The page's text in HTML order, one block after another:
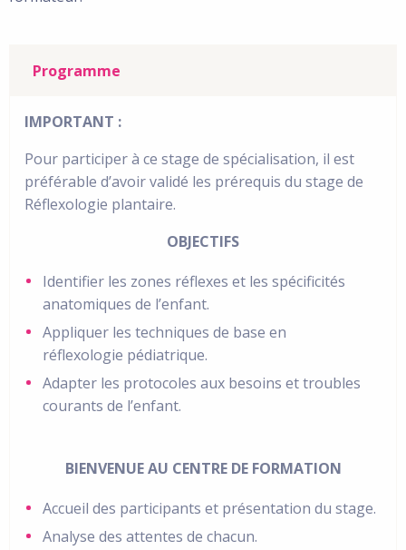
Programme
IMPORTANT :
Pour participer à ce stage de spécialisation, il est
préférable d’avoir validé les prérequis du stage de
Réflexologie plantaire.
OBJECTIFS
Identifier les zones réflexes et les spécificités
anatomiques de l’enfant.
Appliquer les techniques de base en
réflexologie pédiatrique.
Adapter les protocoles aux besoins et troubles
courants de l’enfant.
BIENVENUE AU CENTRE DE FORMATION
Accueil des participants et présentation du stage.
Analyse des attentes de chacun.